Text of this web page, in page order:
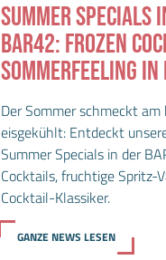
SUMMER SPECIALS
BAR42: FROZEN
SOMMERFEELING
Der Sommer schmeckt am
eisgekühlt: Entdeckt
Summer Specials in der
Cocktails, fruchtige Spritz-
Cocktail-Klassiker.
GANZE NEWS LESEN